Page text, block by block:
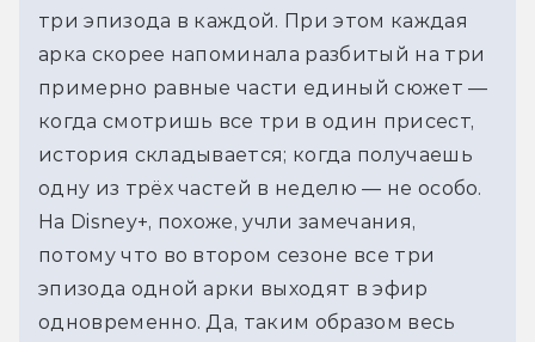
три эпизода в каждой. При этом каждая
арка скорее напоминала разбитый на три
примерно равные части единый сюжет —
когда смотришь все три в один присест,
история складывается; когда получаешь
одну из трёх частей в неделю — не особо.
На Disney+, похоже, учли замечания,
потому что во втором сезоне все три
эпизода одной арки выходят в эфир
одновременно. Да, таким образом весь